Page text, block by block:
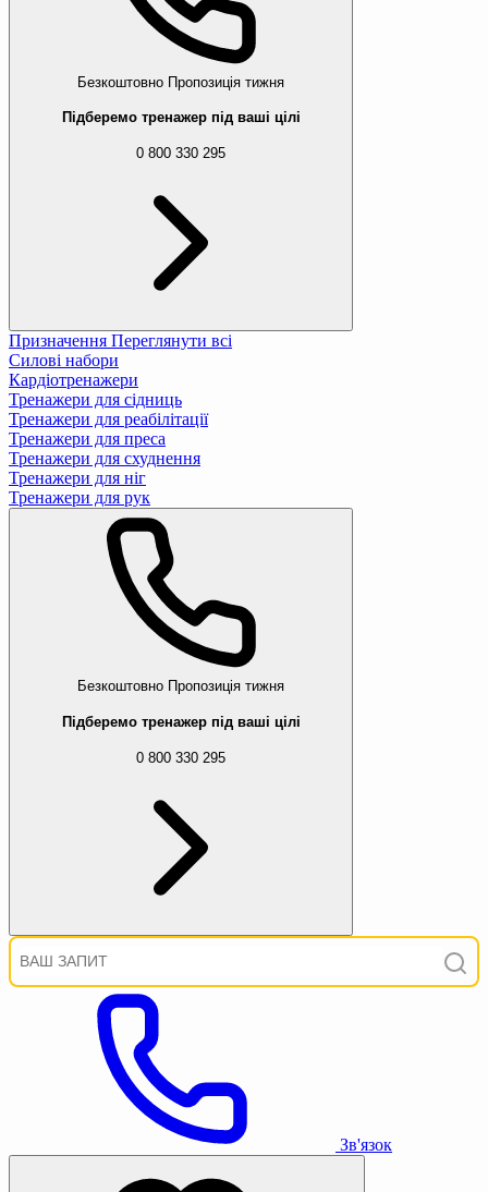
Безкоштовно Пропозиція тижня
Підберемо тренажер під ваші цілі
0 800 330 295
Призначення Переглянути всі
Силові набори
Кардіотренажери
Тренажери для сідниць
Тренажери для реабілітації
Тренажери для преса
Тренажери для схуднення
Тренажери для ніг
Тренажери для рук
Безкоштовно Пропозиція тижня
Підберемо тренажер під ваші цілі
0 800 330 295
Зв'язок